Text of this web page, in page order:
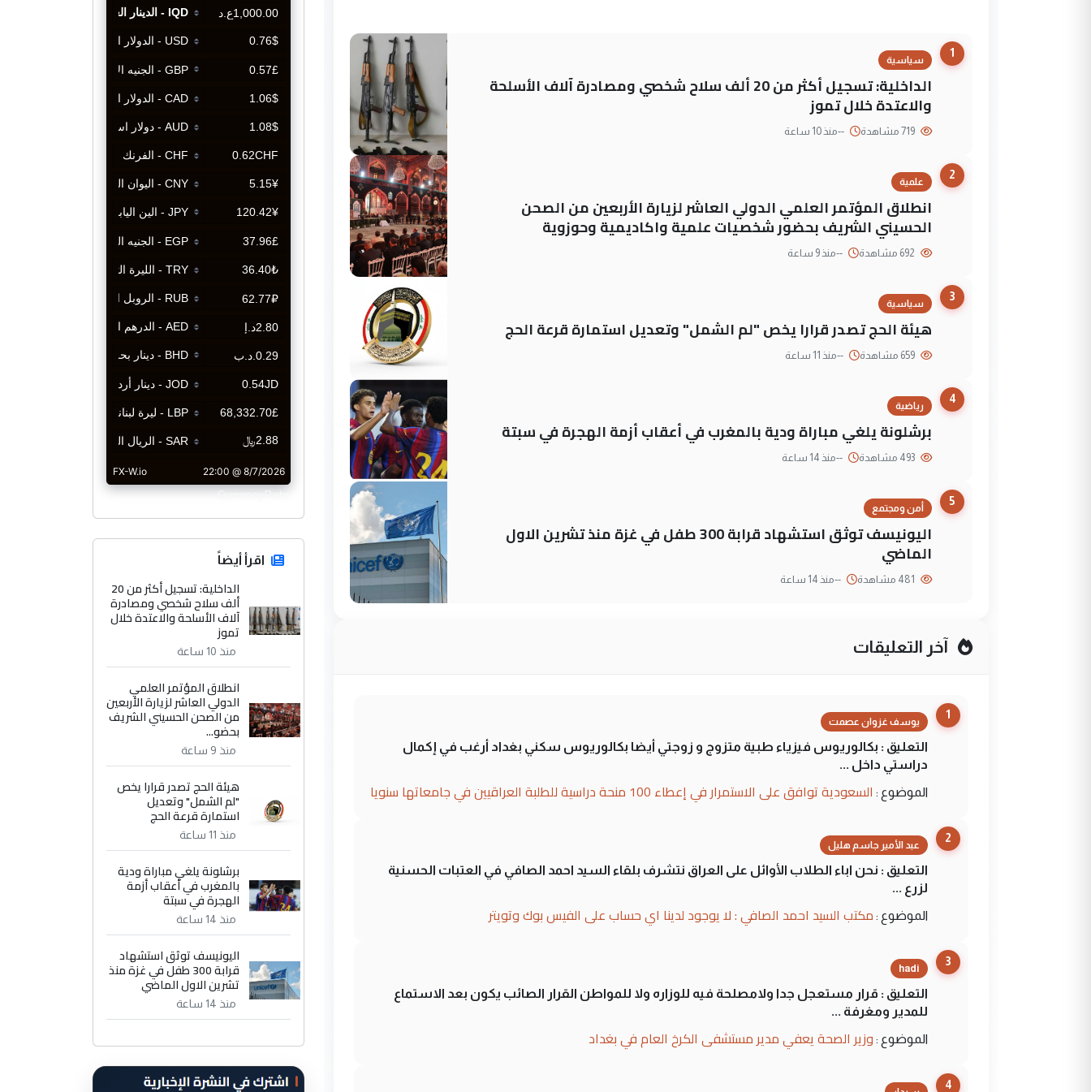
1
سياسية
الداخلية: تسجيل أكثر من 20 ألف سلاح شخصي ومصادرة آلاف الأسلحة
والاعتدة خلال تموز
--منذ 10 ساعة
2
علمية
انطلاق المؤتمر العلمي الدولي العاشر لزيارة الأربعين من الصحن
الحسيني الشريف بحضور شخصيات علمية واكاديمية وحوزوية
--منذ 9 ساعة
3
سياسية
هيئة الحج تصدر قرارا يخص "لم الشمل" وتعديل استمارة قرعة الحج
--منذ 11 ساعة
4
رياضية
برشلونة يلغي مباراة ودية بالمغرب في أعقاب أزمة الهجرة في سبتة
--منذ 14 ساعة
5
أمن ومجتمع
اليونيسف توثق استشهاد قرابة 300 طفل في غزة منذ تشرين الاول
الماضي
--منذ 14 ساعة
آخر التعليقات
1
يوسف غزوان عصمت
التعليق : بكالوريوس فيزياء طبية متزوج و زوجتي أيضا بكالوريوس سكني بغداد أرغب في إكمال
دراستي داخل ...
الموضوع : السعودية توافق على الاستمرار في إعطاء 100 منحة دراسية للطلبة العراقيين في جامعاتها سنويا
2
عبد الأمير جاسم هليل
التعليق : نحن اباء الطلاب الأوائل على العراق نتشرف بلقاء السيد احمد الصافي في العتبات الحسنية
لزرع ...
الموضوع : مكتب السيد احمد الصافي : لا يوجود لدينا اي حساب على الفيس بوك وتويتر
3
hadi
التعليق : قرار مستعجل جدا ولامصلحة فيه للوزاره ولا للمواطن القرار الصائب يكون بعد الاستماع
للمدير ومغرفة ...
الموضوع : وزير الصحة يعفي مدير مستشفى الكرخ العام في بغداد
4
CurrencyRate
اقرأ أيضاً
الداخلية: تسجيل أكثر من 20
ألف سلاح شخصي ومصادرة
آلاف الأسلحة والاعتدة خلال
تموز
منذ 10 ساعة
انطلاق المؤتمر العلمي
الدولي العاشر لزيارة الأربعين
من الصحن الحسيني الشريف
بحضو...
منذ 9 ساعة
هيئة الحج تصدر قرارا يخص
"لم الشمل" وتعديل
استمارة قرعة الحج
منذ 11 ساعة
برشلونة يلغي مباراة ودية
بالمغرب في أعقاب أزمة
الهجرة في سبتة
منذ 14 ساعة
اليونيسف توثق استشهاد
قرابة 300 طفل في غزة منذ
تشرين الاول الماضي
منذ 14 ساعة